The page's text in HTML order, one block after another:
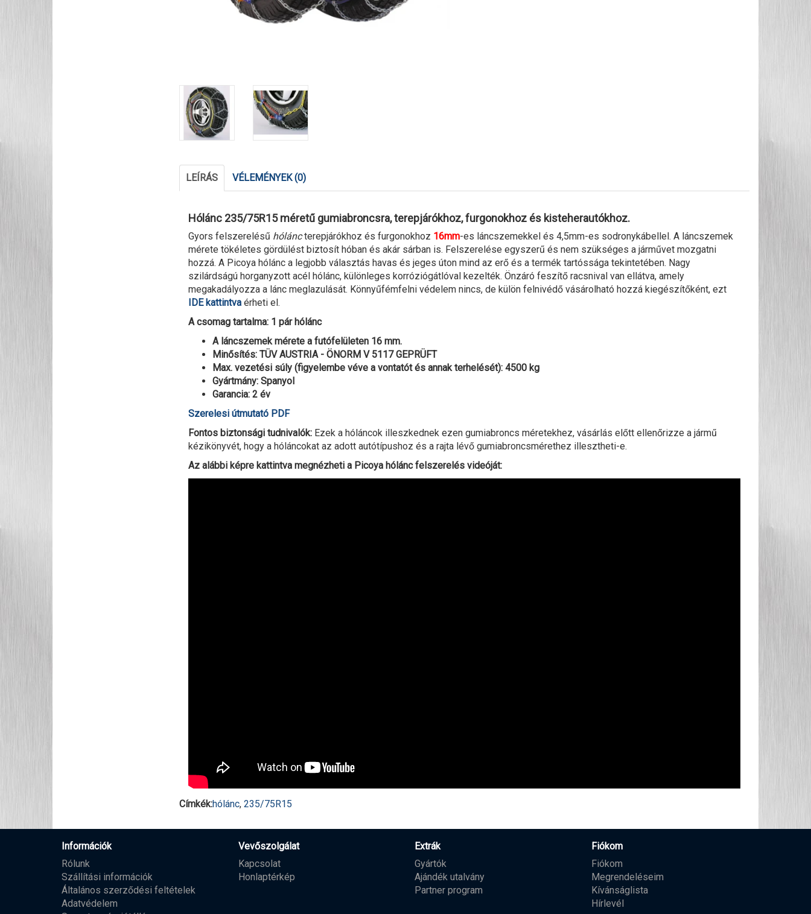
LEÍRÁS VÉLEMÉNYEK (0)
Hólánc 235/75R15 méretű gumiabroncsra, terepjárókhoz, furgonokhoz és kisteherautókhoz.
Gyors felszerelésű hóláncterepjárókhoz és furgonokhoz 16mm-es láncszemekkel és 4,5mm-es sodronykábellel. A láncszemek
mérete tökéletes gördülést biztosít hóban és akár sárban is. Felszerelése egyszerű és nem szükséges a járművet mozgatni
hozzá. A Picoya hólánc a legjobb választás havas és jeges úton mind az erő és a termék tartóssága tekintetében. Nagy
szilárdságú horganyzott acél hólánc, különleges korróziógátlóval kezelték. Önzáró feszítő racsnival van ellátva, amely
megakadályozza a lánc meglazulását. Könnyűfémfelni védelem nincs, de külön felnivédő vásárolható hozzá kiegészítőként, ezt
IDE kattintva érheti el.
A csomag tartalma: 1 pár hólánc
A láncszemek mérete a futófelületen 16 mm.
Minősítés: TÜV AUSTRIA - ÖNORM V 5117 GEPRÜFT
Max. vezetési súly (figyelembe véve a vontatót és annak terhelését): 4500 kg
Gyártmány: Spanyol
Garancia: 2 év
Szerelesi útmutató PDF
Fontos biztonsági tudnivalók: Ezek a hóláncok illeszkednek ezen gumiabroncs méretekhez, vásárlás előtt ellenőrizze a jármű
kézikönyvét, hogy a hóláncokat az adott autótípushoz és a rajta lévő gumiabroncsmérethez illesztheti-e.
Az alábbi képre kattintva megnézheti a Picoya hólánc felszerelés videóját:
Címkék:hólánc, 235/75R15
Információk
Rólunk
Szállítási információk
Általános szerződési feltételek
Adatvédelem
Vevőszolgálat
Kapcsolat
Honlaptérkép
Extrák
Gyártók
Ajándék utalvány
Partner program
Fiókom
Fiókom
Megrendeléseim
Kívánságlista
Hírlevél